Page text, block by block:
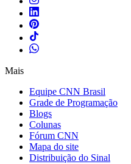
Mais
Equipe CNN Brasil
Grade de Programação
Blogs
Colunas
Fórum CNN
Mapa do site
Distribuição do Sinal